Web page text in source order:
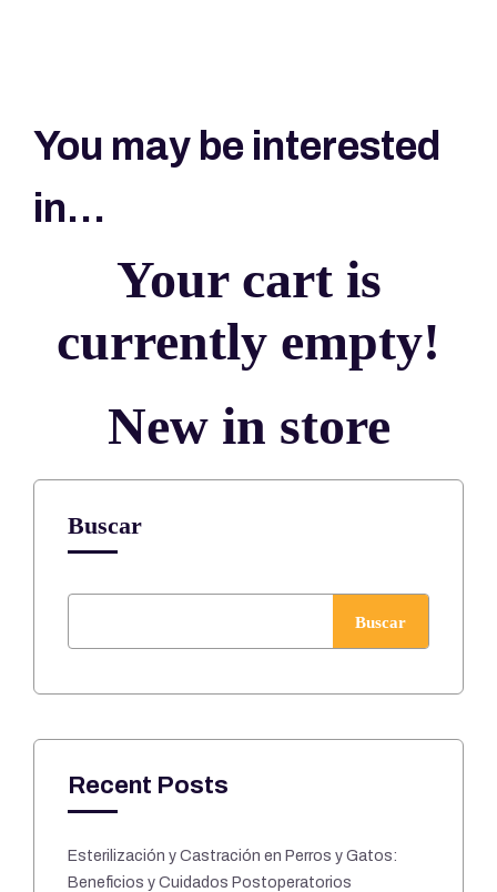
You may be interested
in…
Your cart is
currently empty!
New in store
Buscar
Buscar
Recent Posts
Esterilización y Castración en Perros y Gatos:
Beneficios y Cuidados Postoperatorios